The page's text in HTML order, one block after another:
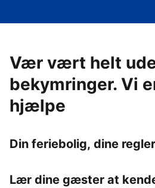
Vær vært helt
bekymringer. Vi
hjælpe
Din feriebolig, dine regler
Lær dine gæster at